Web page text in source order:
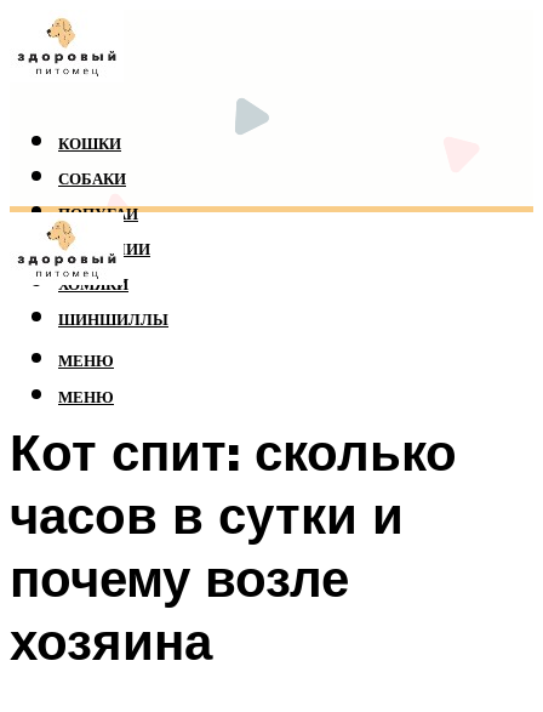
КОШКИ
СОБАКИ
ПОПУГАИ
РЕПТИЛИИ
ХОМЯКИ
ШИНШИЛЛЫ
МЕНЮ
МЕНЮ
Кот спит: сколько
часов в сутки и
почему возле
хозяина